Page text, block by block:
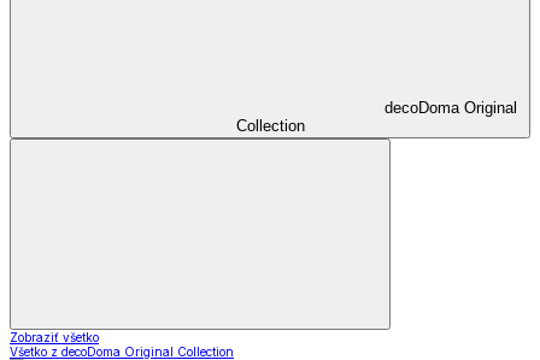
decoDoma Original
Collection
Zobraziť všetko
Všetko z decoDoma Original Collection